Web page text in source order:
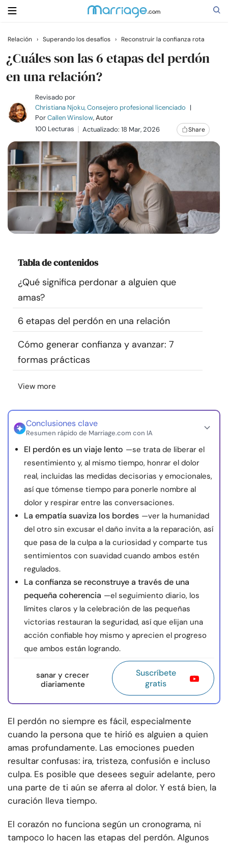
Buscar
Casarse
Relaciones
Familia
Ayuda
Cursos
Comunidad
Encuentra un terapeuta
Idioma
Sobre nosotros Contáctanos Escríbenos
Publicidad con
nosotros
Relación › Superando los desafíos › Reconstruir la confianza rota
¿Cuáles son las 6 etapas del perdón
en una relación?
Revisado por
Christiana Njoku, Consejero profesional licenciado |
PorCallen Winslow, Autor
100 Lecturas
Actualizado: 18 Mar, 2026 Share
Tabla de contenidos
¿Qué significa perdonar a alguien que
amas?
6 etapas del perdón en una relación
Cómo generar confianza y avanzar: 7
formas prácticas
View more
Conclusiones clave
Resumen rápido de Marriage.com con IA
El perdón es un viaje lento —se trata de liberar el
resentimiento y, al mismo tiempo, honrar el dolor
real, incluidas las medidas decisorias y emocionales,
así que tómense tiempo para ponerle nombre al
dolor y respirar entre las conversaciones.
La empatía suaviza los bordes —ver la humanidad
del otro sin excusar el daño invita a la reparación, así
que pasa de la culpa a la curiosidad y comparte tus
sentimientos con suavidad cuando ambos estén
regulados.
La confianza se reconstruye a través de una
pequeña coherencia —el seguimiento diario, los
límites claros y la celebración de las pequeñas
victorias restauran la seguridad, así que elijan una
acción confiable hoy mismo y aprecien el progreso
que ambos están logrando.
sanar y crecer
diariamente
Suscríbete
gratis
El perdón no siempre es fácil, especialmente
cuando la persona que te hirió es alguien a quien
amas profundamente. Las emociones pueden
resultar confusas: ira, tristeza, confusión e incluso
culpa. Es posible que desees seguir adelante, pero
una parte de ti aún se aferra al dolor. Y está bien, la
curación lleva tiempo.
El corazón no funciona según un cronograma, ni
tampoco lo hacen las etapas del perdón. Algunos